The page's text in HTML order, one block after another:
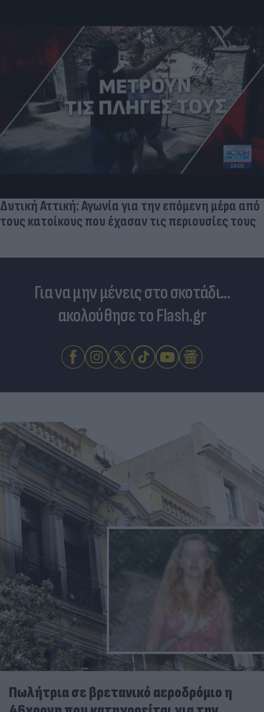
Πρωτοφανές σκάνδαλο - Aθλήτριες
«φουσκώνουν» τον στηθόδεσμό τους για να
Για να μην μένεις στο σκοτάδι...
ακολούθησε το Flash.gr
Πωλήτρια σε βρετανικό αεροδρόμιο η